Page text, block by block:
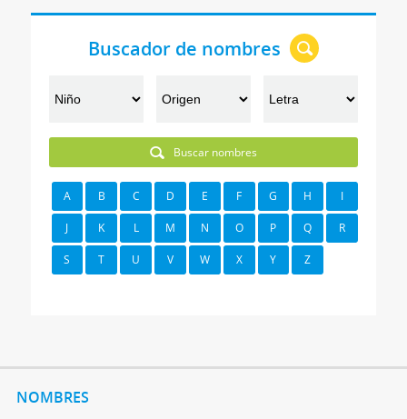
Buscador de nombres
Buscar nombres
A B C D E F G H I
J K L M N O P Q R
S T U V W X Y Z
NOMBRES